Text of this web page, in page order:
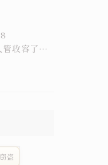
家人被日本入管收容了怎么办？｜收容・假放免・在留特别许可问答
窃盗